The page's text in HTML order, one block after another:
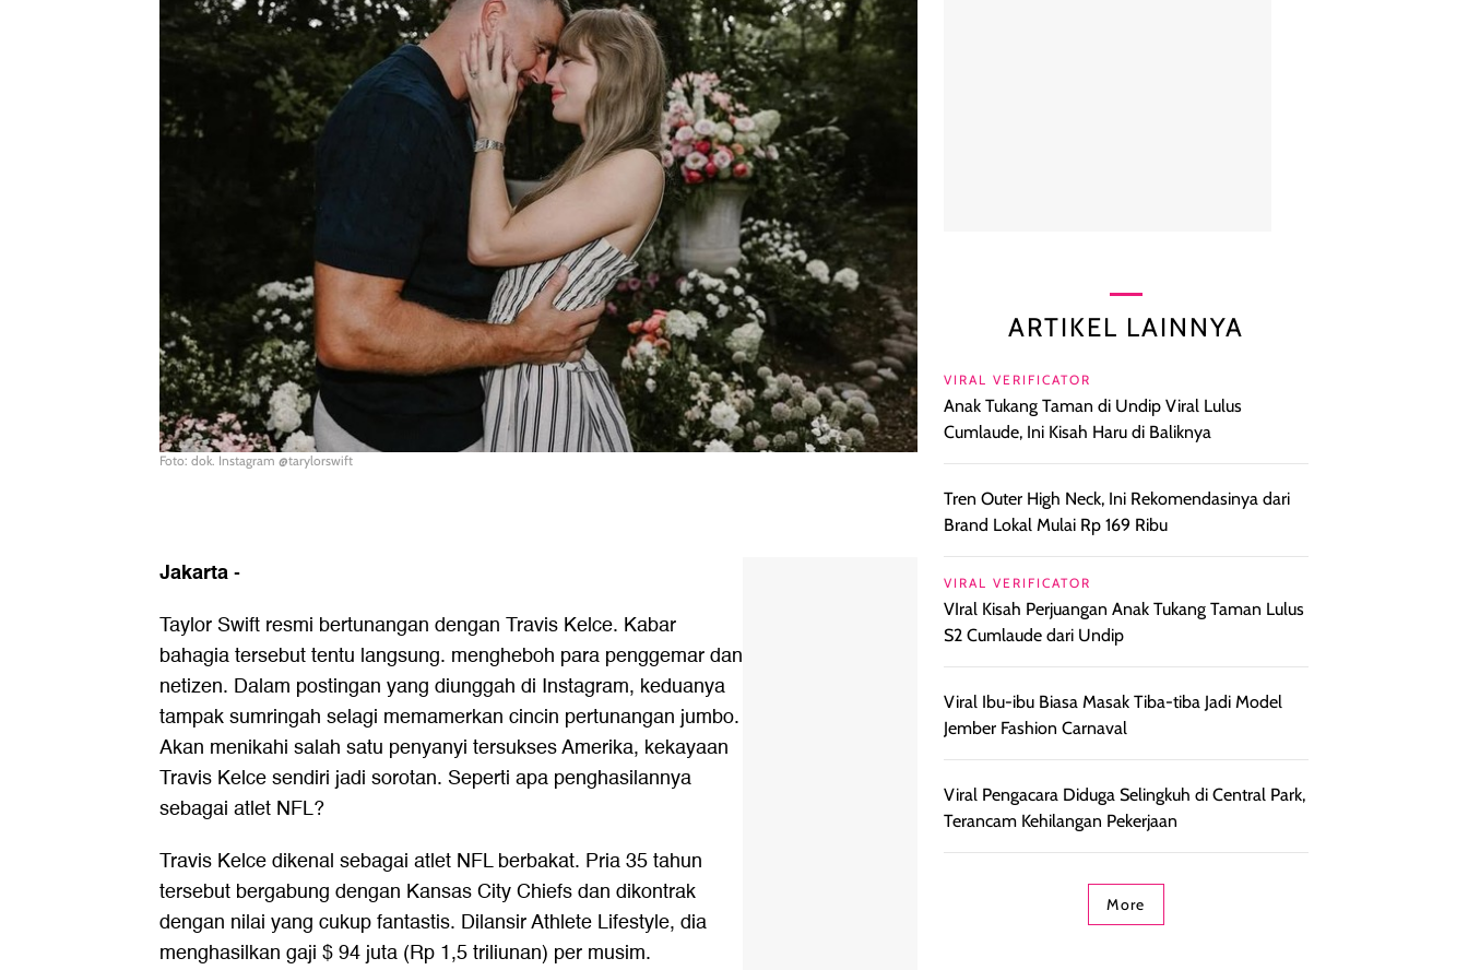
Foto: dok. Instagram @tarylorswift
Jakarta-
Taylor Swift resmi bertunangan dengan Travis Kelce. Kabar
bahagia tersebut tentu langsung. mengheboh para penggemar dan
netizen. Dalam postingan yang diunggah di Instagram, keduanya
tampak sumringah selagi memamerkan cincin pertunangan jumbo.
Akan menikahi salah satu penyanyi tersukses Amerika, kekayaan
Travis Kelce sendiri jadi sorotan. Seperti apa penghasilannya
sebagai atlet NFL?
Travis Kelce dikenal sebagai atlet NFL berbakat. Pria 35 tahun
tersebut bergabung dengan Kansas City Chiefs dan dikontrak
dengan nilai yang cukup fantastis. Dilansir Athlete Lifestyle, dia
menghasilkan gaji $ 94 juta (Rp 1,5 triliunan) per musim.
ARTIKEL LAINNYA
VIRAL VERIFICATOR
Anak Tukang Taman di Undip Viral Lulus
Cumlaude, Ini Kisah Haru di Baliknya
Tren Outer High Neck, Ini Rekomendasinya dari
Brand Lokal Mulai Rp 169 Ribu
VIRAL VERIFICATOR
VIral Kisah Perjuangan Anak Tukang Taman Lulus
S2 Cumlaude dari Undip
Viral Ibu-ibu Biasa Masak Tiba-tiba Jadi Model
Jember Fashion Carnaval
Viral Pengacara Diduga Selingkuh di Central Park,
Terancam Kehilangan Pekerjaan
More